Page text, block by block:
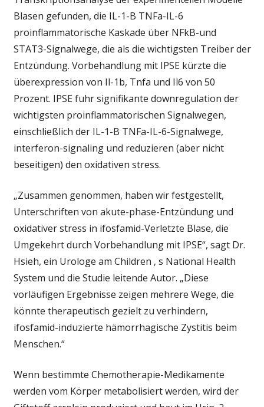
Blasen gefunden, die IL-1-B TNFa-IL-6
proinflammatorische Kaskade über NFkB-und
STAT3-Signalwege, die als die wichtigsten Treiber der
Entzündung. Vorbehandlung mit IPSE kürzte die
überexpression von Il-1b, Tnfa und Il6 von 50
Prozent. IPSE fuhr signifikante downregulation der
wichtigsten proinflammatorischen Signalwegen,
einschließlich der IL-1-B TNFa-IL-6-Signalwege,
interferon-signaling und reduzieren (aber nicht
beseitigen) den oxidativen stress.
„Zusammen genommen, haben wir festgestellt,
Unterschriften von akute-phase-Entzündung und
oxidativer stress in ifosfamid-Verletzte Blase, die
Umgekehrt durch Vorbehandlung mit IPSE“, sagt Dr.
Hsieh, ein Urologe am Children ‚ s National Health
System und die Studie leitende Autor. „Diese
vorläufigen Ergebnisse zeigen mehrere Wege, die
könnte therapeutisch gezielt zu verhindern,
ifosfamid-induzierte hämorrhagische Zystitis beim
Menschen.“
Wenn bestimmte Chemotherapie-Medikamente
werden vom Körper metabolisiert werden, wird der